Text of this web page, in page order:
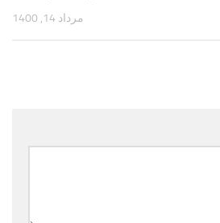
مرداد 14, 1400